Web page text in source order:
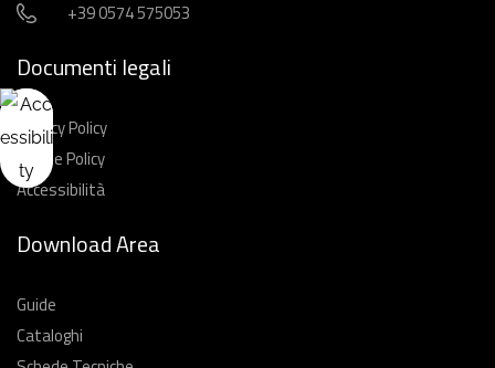
+39 0574 575053
Documenti legali
Privacy Policy
Cookie Policy
Accessibilità
Download Area
Guide
Cataloghi